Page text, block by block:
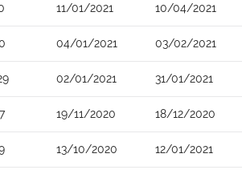
11/01/2021 10/04/2021
04/01/2021 03/02/2021
02/01/2021 31/01/2021
19/11/2020 18/12/2020
13/10/2020 12/01/2021